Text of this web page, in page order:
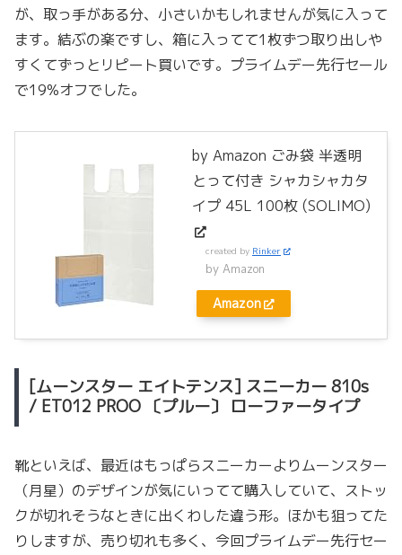
が、取っ手がある分、小さいかもしれませんが気に入って
ます。結ぶの楽ですし、箱に入ってて1枚ずつ取り出しや
すくてずっとリピート買いです。プライムデー先行セール
で19%オフでした。
by Amazon ごみ袋 半透明
とって付き シャカシャカタ
イプ 45L 100枚 (SOLIMO)
created by Rinker
by Amazon
Amazon
[ムーンスター エイトテンス] スニーカー 810s
/ ET012 PROO 〔プルー〕 ローファータイプ
靴といえば、最近はもっぱらスニーカーよりムーンスター
（月星）のデザインが気にいってて購入していて、ストッ
クが切れそうなときに出くわした違う形。ほかも狙ってた
りしますが、売り切れも多く、今回プライムデー先行セー